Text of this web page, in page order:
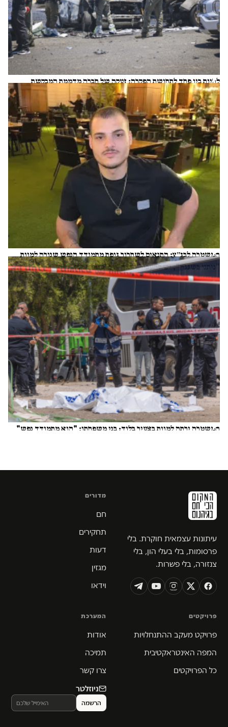
לחיות בין פחד לתחושת הפקרה: זעקה של חברה מדממת המבקשת
שותפות כיפאיה מסארווה
המשטרה לבג״ץ: התנאים לשחרור גופת מתמודד הנפש שנורה למוות
"ניתנו בשגגה", יש להעבירה לצה"ל כ"גופת מחבל" דור זומר וסיון תהל
המשטרה ירתה למוות בצעיר בלוד; בני משפחתו: "הוא מתמודד נפש"
עיתונות עצמאית חוקרת. בלי
פרסומות, בלי בעלי הון, בלי
צנזורה, בלי פשרות.
מדורים
חם
תחקירים
דעות
מגזין
וידאו
פרויקטים
פרויקט מעקב ההתנחלויות
המפה האינטראקטיבית
כל הפרויקטים
המערכת
אודות
תמיכה
צרו קשר
ניוזלטר